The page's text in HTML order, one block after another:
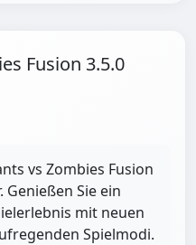
Fusion 3.5.0
vs Zombies Fusion
Genießen Sie ein
mit neuen
Spielmodi.